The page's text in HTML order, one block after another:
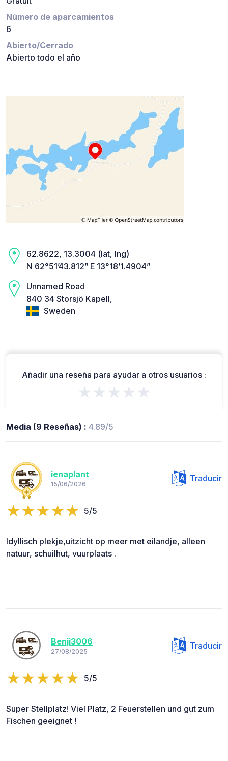
Número de aparcamientos
6
Abierto/Cerrado
Abierto todo el año
62.8622, 13.3004 (lat, lng)
N 62°51’43.812” E 13°18’1.4904”
Unnamed Road
840 34 Storsjö Kapell,
Sweden
Añadir una reseña para ayudar a otros usuarios :
★★★★★
Media (9 Reseñas) : 4.89/5
ienaplant
15/06/2026
Traducir
5/5
Idyllisch plekje,uitzicht op meer met eilandje, alleen
natuur, schuilhut, vuurplaats .
Benji3006
27/08/2025
Traducir
5/5
Super Stellplatz! Viel Platz, 2 Feuerstellen und gut zum
Fischen geeignet !